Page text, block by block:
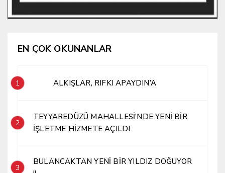
EN ÇOK OKUNANLAR
1 ALKIŞLAR, RIFKI APAYDIN’A
2
TEYYAREDÜZÜ MAHALLESİ’NDE YENİ BİR
İŞLETME HİZMETE AÇILDI
3
BULANCAKTAN YENİ BİR YILDIZ DOĞUYOR